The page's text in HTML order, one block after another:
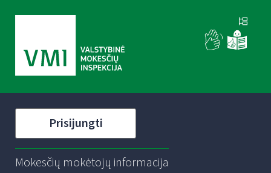
Prisijungti
Mokesčių mokėtojų informacija